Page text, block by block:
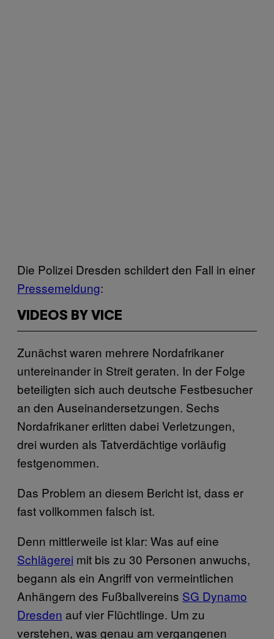
Die Polizei Dresden schildert den Fall in einer
Pressemeldung:
VIDEOS BY VICE
Zunächst waren mehrere Nordafrikaner
untereinander in Streit geraten. In der Folge
beteiligten sich auch deutsche Festbesucher
an den Auseinandersetzungen. Sechs
Nordafrikaner erlitten dabei Verletzungen,
drei wurden als Tatverdächtige vorläufig
festgenommen.
Das Problem an diesem Bericht ist, dass er
fast vollkommen falsch ist.
Denn mittlerweile ist klar: Was auf eine
Schlägerei mit bis zu 30 Personen anwuchs,
begann als ein Angriff von vermeintlichen
Anhängern des Fußballvereins SG Dynamo
Dresden auf vier Flüchtlinge. Um zu
verstehen, was genau am vergangenen